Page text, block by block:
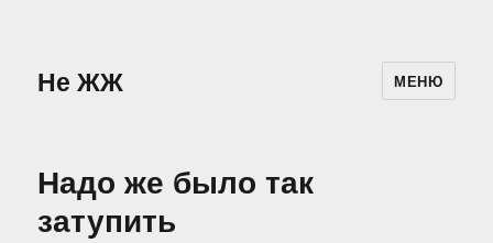
Не ЖЖ МЕНЮ
Надо же было так
затупить